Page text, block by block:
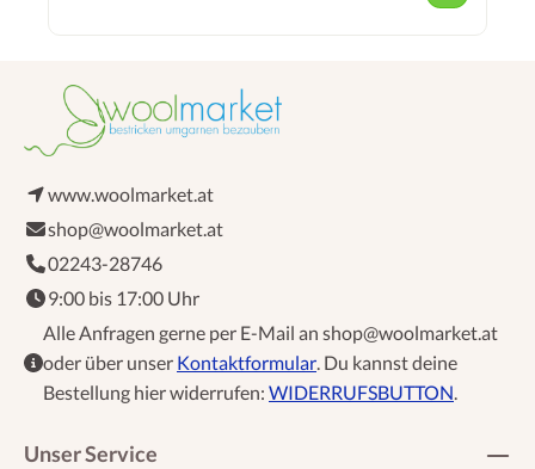
www.woolmarket.at
shop@woolmarket.at
02243-28746
9:00 bis 17:00 Uhr
Alle Anfragen gerne per E-Mail an shop@woolmarket.at
oder über unser Kontaktformular. Du kannst deine
Bestellung hier widerrufen: WIDERRUFSBUTTON.
Unser Service